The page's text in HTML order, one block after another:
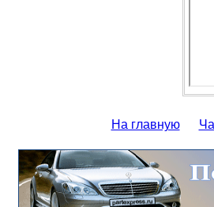
На главную